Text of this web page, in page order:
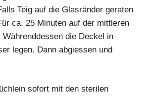
Teig auf die Glasränder geraten
ca. 25 Minuten auf der mittleren
Währenddessen die Deckel in
legen. Dann abgiessen und
sofort mit den sterilen